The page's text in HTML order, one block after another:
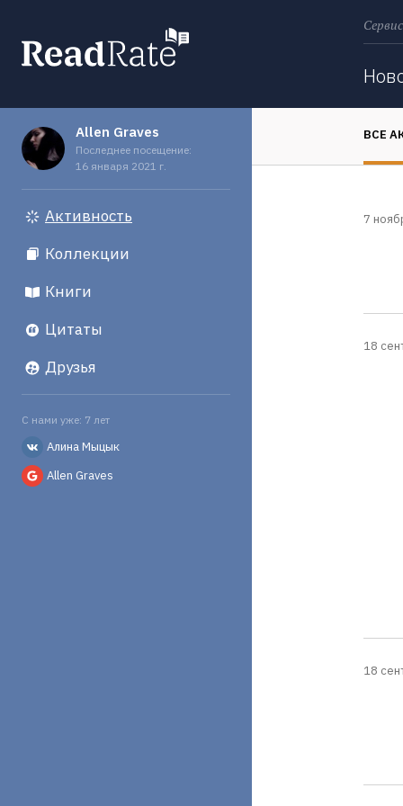
Allen Graves
Последнее посещение:
16 января 2021 г.
Активность
Коллекции
Книги
Цитаты
Друзья
С нами уже: 7 лет
Алина Мыцык
Allen Graves
ВСЕ
7
18
18